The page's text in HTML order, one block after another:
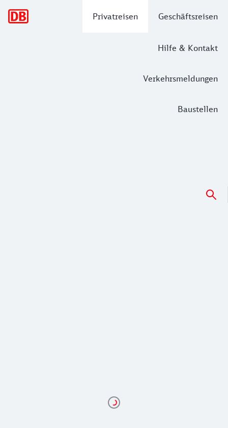
Privatreisen Geschäftsreisen
Hilfe & Kontakt
Verkehrsmeldungen
Baustellen